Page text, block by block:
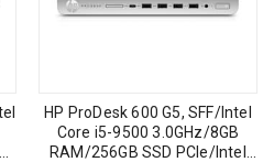
HP ProDesk 600 G5, SFF/Intel
Core i5-9500 3.0GHz/8GB
RAM/256GB SSD PCIe/Intel